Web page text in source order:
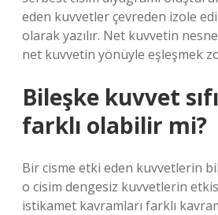
eden kuvvetler çevreden izole
olarak yazılır. Net kuvvetin
net kuvvetin yönüyle eşleşmek
Bileşke kuvvet
farklı olabilir mi?
Bir cisme etki eden kuvvetlerin
o cisim dengesiz kuvvetlerin
istikamet kavramları farklı